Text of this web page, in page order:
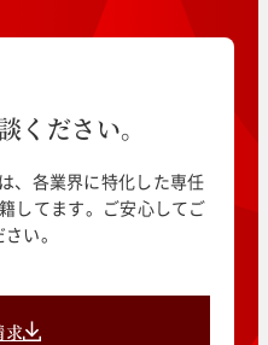
ください。
、各業界に特化した専任
してます。ご安心してご
い。
求